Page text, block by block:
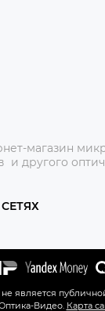
магазин
и другого
является
Видео. Карта